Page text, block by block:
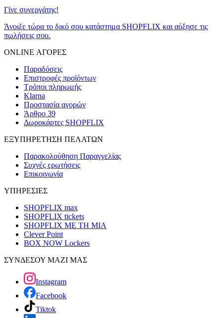
Γίνε συνεργάτης!
Άνοιξε τώρα το δικό σου κατάστημα SHOPFLIX και αύξησε τις
πωλήσεις σου.
ONLINE ΑΓΟΡΕΣ
Παραδόσεις
Επιστροφές προϊόντων
Τρόποι πληρωμής
Klarna
Προστασία αγορών
Άρθρο 39
Δωροκάρτες SHOPFLIX
ΕΞΥΠΗΡΕΤΗΣΗ ΠΕΛΑΤΩΝ
Παρακολούθηση Παραγγελίας
Συχνές ερωτήσεις
Επικοινωνία
ΥΠΗΡΕΣΙΕΣ
SHOPFLIX max
SHOPFLIX tickets
SHOPFLIX ΜΕ ΤΗ ΜΙΑ
Clever Point
BOX NOW Lockers
ΣΥΝΔΕΣΟΥ ΜΑΖΙ ΜΑΣ
Instagram
Facebook
Tiktok